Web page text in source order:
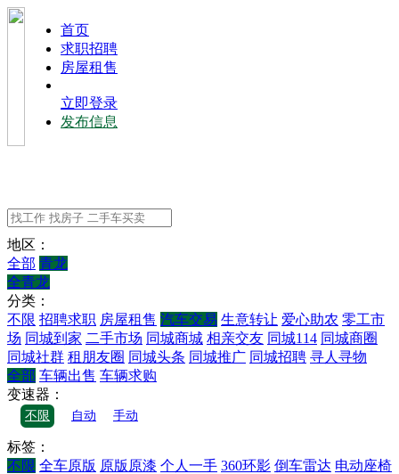
⾸⻚
求职招聘
房屋租售
立即登录
发布信息
地区：
全部 青龙
全青龙
分类：
不限 招聘求职 房屋租售 汽车交易 生意转让 爱心助农 零工市
场 同城到家 二手市场 同城商城 相亲交友 同城114 同城商圈
同城社群 租朋友圈 同城头条 同城推广 同城招聘 寻人寻物
全部 车辆出售 车辆求购
变速器：
不限 自动 手动
标签：
不限 全车原版 原版原漆 个人一手 360环影 倒车雷达 电动座椅